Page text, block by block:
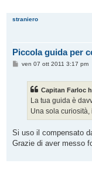
straniero
Piccola guida per
Mven 07 ott 2011 3:17 pm
Capitan Farloc
La tua guida è
Una sola
Si uso il compensato
Grazie di aver messo